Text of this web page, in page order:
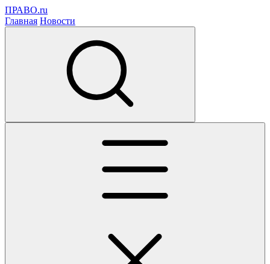
ПРАВО.ru
Главная Новости